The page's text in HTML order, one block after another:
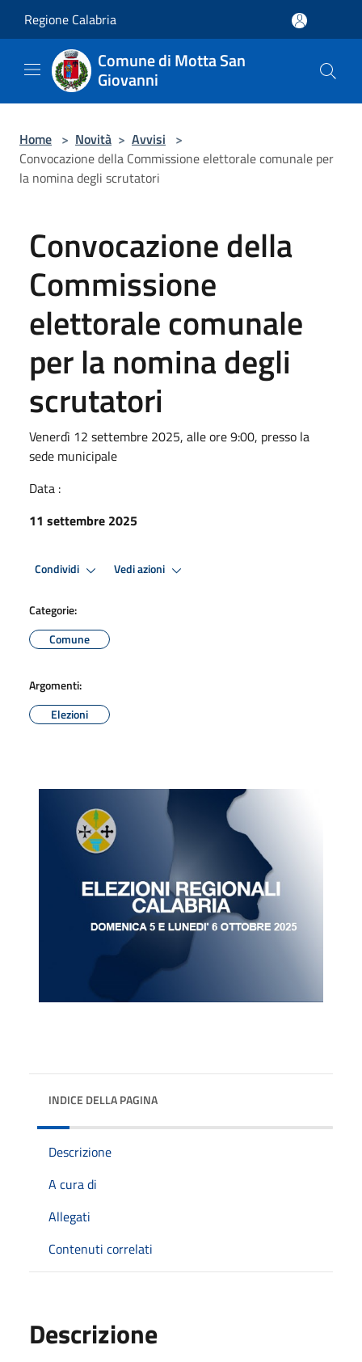
Regione Calabria
Comune di Motta San
Giovanni
Home > Novità > Avvisi >
Convocazione della Commissione elettorale comunale per
la nomina degli scrutatori
Convocazione della
Commissione
elettorale comunale
per la nomina degli
scrutatori
Venerdì 12 settembre 2025, alle ore 9:00, presso la
sede municipale
Data :
11 settembre 2025
Condividi Vedi azioni
Categorie:
Comune
Argomenti:
Elezioni
INDICE DELLA PAGINA
Descrizione
A cura di
Allegati
Contenuti correlati
Descrizione